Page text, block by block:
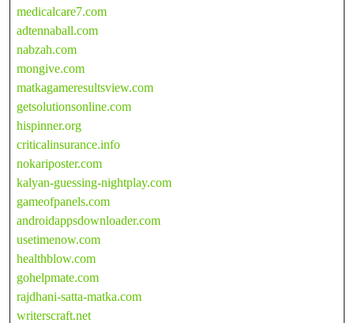
medicalcare7.com
adtennaball.com
nabzah.com
mongive.com
matkagameresultsview.com
getsolutionsonline.com
hispinner.org
criticalinsurance.info
nokariposter.com
kalyan-guessing-nightplay.com
gameofpanels.com
androidappsdownloader.com
usetimenow.com
healthblow.com
gohelpmate.com
rajdhani-satta-matka.com
writerscraft.net